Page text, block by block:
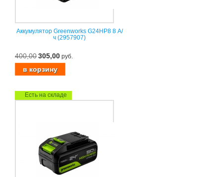
Аккумулятор Greenworks G24HP8 8 А/
ч (2957907)
400,00305,00 руб.
Есть на складе